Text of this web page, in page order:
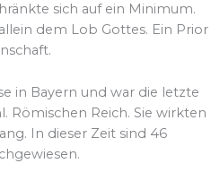
sich auf ein Minimum.
dem Lob Gottes. Ein Prior
in Bayern und war die letzte
Römischen Reich. Sie wirkten
In dieser Zeit sind 46